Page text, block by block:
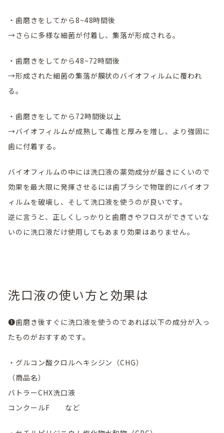
・歯磨きをしてから8~48時間後
→さらに多様な細菌が付着し、集落が形成される。
・歯磨きをしてから48~72時間後
→形成された細菌の集落が膜状のバイオフィルムに覆われ
る。
・歯磨きをしてから72時間後以上
→バイオフィルムが成熟して毒性と厚みを増し、より強固に
歯に付着する。
バイオフィルムの中には洗口液の薬効成分が届きにくいので
効果を最大限に発揮させるには歯ブラシで物理的にバイオフ
ィルムを破壊し、そして洗口液を使うのが良いです。
逆に言うと、正しくしっかりと歯磨きやフロスができていな
いのに洗口液だけ使用してもあまり効果はありません。
洗口液の使い方と効果は
❶歯磨き後すぐに洗口液を使うのであれば以下の成分が入っ
たものがおすすめです。
・グルコン酸クロルヘキシジン（CHG）
（商品名）
バトラーCHX洗口液
コンクールF など